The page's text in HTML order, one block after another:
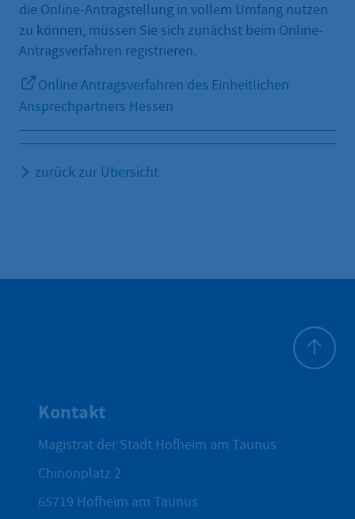
die Online-Antragstellung in vollem Umfang nutzen
zu können, müssen Sie sich zunächst beim Online-
Antragsverfahren registrieren.
Online Antragsverfahren des Einheitlichen
Ansprechpartners Hessen
zurück zur Übersicht
Kontakt
Magistrat der Stadt Hofheim am Taunus
Chinonplatz 2
65719 Hofheim am Taunus